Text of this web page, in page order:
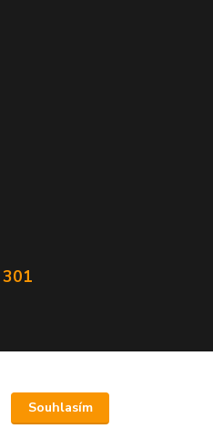
Souhlasím